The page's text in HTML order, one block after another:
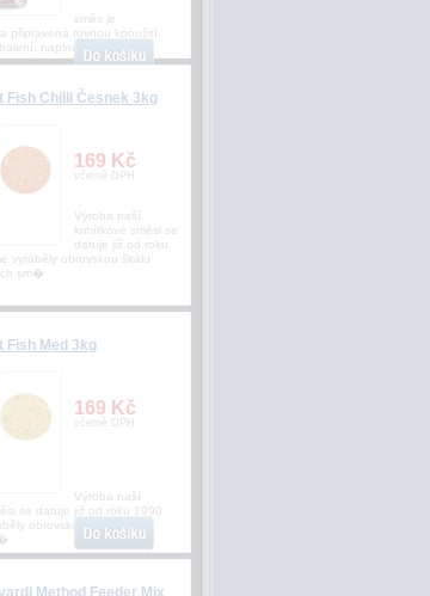
směs je
a připravená rovnou kpoužití.
naplnit krmítko
Fish Chilli Česnek 3kg
169 Kč
včetně DPH
Výroba naší
krmítkové směsi se
datuje již od roku
vyráběly obrovskou škálu
sm�
Fish Med 3kg
169 Kč
včetně DPH
Výroba naší
se datuje již od roku 1990
obrovskou škálu všech
Method Feeder Mix